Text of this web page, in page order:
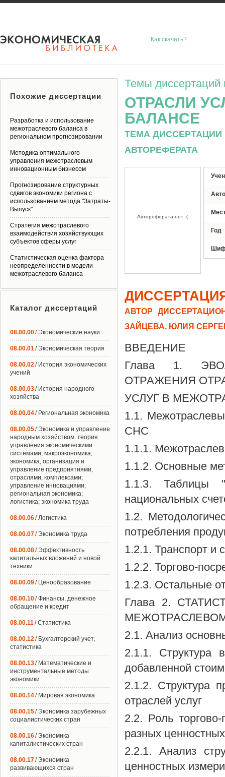
Как скачать?
Темы диссертаций
ОТРАСЛИ
БАЛАНСЕ
ТЕМА
АВТОРЕФЕРАТА
Автореферата нет :(
Год
АВТОР
ЗАЙЦЕВА, ЮЛИЯ
ВВЕДЕНИЕ
Глава 1.
ОТРАЖЕНИЯ
УСЛУГ В
1.1.
СНС
1.1.1.
1.1.2. Основные
1.1.3. Таблицы
национальных
1.2.
потребления
1.2.1. Транспорт и
1.2.2. Торгово-
1.2.3. Остальные
Глава 2.
МЕЖОТРАСЛЕВОМ
2.1. Анализ
2.1.1. Структура
добавленной
2.1.2. Структура
отраслей услуг
2.2. Роль
разных
2.2.1. Анализ
ценностных
Похожие диссертации
Разработка и использование
межотраслевого баланса в
региональном прогнозировании
Методика оптимального
управления межотраслевым
инновационным бизнесом
Прогнозирование структурных
сдвигов экономики региона с
использованием метода "Затраты-
Выпуск"
Стратегия межотраслевого
взаимодействия хозяйствующих
субъектов сферы услуг
Статистическая оценка фактора
неопределенности в модели
межотраслевого баланса
Каталог диссертаций
08.00.00/ Экономические науки
08.00.01/ Экономическая теория
08.00.02/ История экономических
учений
08.00.03/ История народного
хозяйства
08.00.04/ Региональная экономика
08.00.05/ Экономика и управление
народным хозяйством: теория
управления экономическими
системами; макроэкономика;
экономика, организация и
управление предприятиями,
отраслями, комплексами;
управление инновациями;
региональная экономика;
логистика; экономика труда
08.00.06/ Логистика
08.00.07/ Экономика труда
08.00.08/ Эффективность
капитальных вложений и новой
техники
08.00.09/ Ценообразование
08.00.10/ Финансы, денежное
обращение и кредит
08.00.11/ Статистика
08.00.12/ Бухгалтерский учет,
статистика
08.00.13/ Математические и
инструментальные методы
экономики
08.00.14/ Мировая экономика
08.00.15/ Экономика зарубежных
социалистических стран
08.00.16/ Экономика
капиталистических стран
08.00.17/ Экономика
развивающихся стран